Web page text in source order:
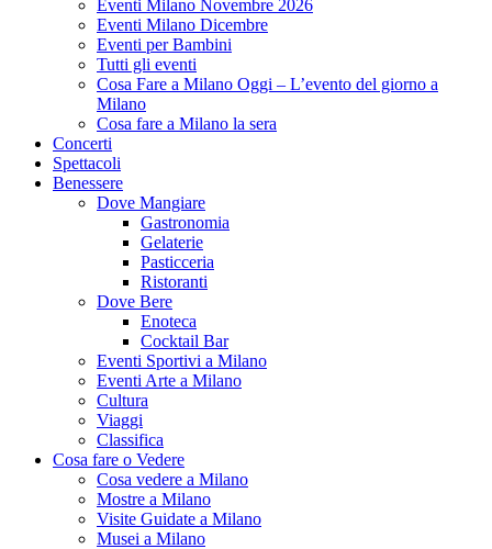
Eventi Milano Novembre 2026
Eventi Milano Dicembre
Eventi per Bambini
Tutti gli eventi
Cosa Fare a Milano Oggi – L’evento del giorno a
Milano
Cosa fare a Milano la sera
Concerti
Spettacoli
Benessere
Dove Mangiare
Gastronomia
Gelaterie
Pasticceria
Ristoranti
Dove Bere
Enoteca
Cocktail Bar
Eventi Sportivi a Milano
Eventi Arte a Milano
Cultura
Viaggi
Classifica
Cosa fare o Vedere
Cosa vedere a Milano
Mostre a Milano
Visite Guidate a Milano
Musei a Milano